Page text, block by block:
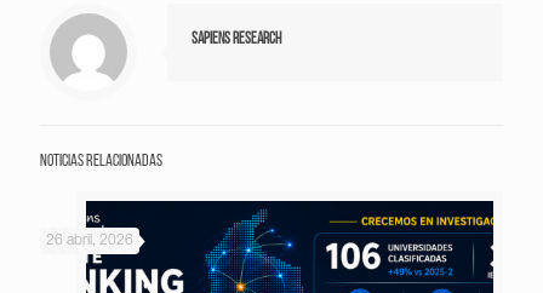
Sapiens Research
Noticias relacionadas
26 abril, 2026